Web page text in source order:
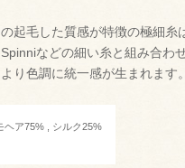
起毛した質感が特徴の極細
などの細い糸と組み合わ
り色調に統一感が生まれます
ア75% , シルク25%